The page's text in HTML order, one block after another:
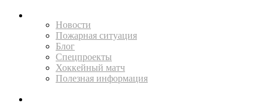
Новости
Пожарная ситуация
Блог
Спецпроекты
Хоккейный матч
Полезная информация